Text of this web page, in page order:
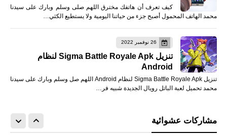
كيف تعرف أن هاتفك مخترق اللهم صلى وسلم وبارك على سيدنا
محمد الهاتف المحمول أصبح جزء من حياتنا اليومية ولا يستطيع الكثي…
26 نوفمبر 2022
تنزيل Sigma Battle Royale Apk لنظام
Android
تنزيل Sigma Battle Royale Apk لنظام Android اللهم صل وسلم وبارك على سيدنا
محمد تحميل لعبة الباتل رويال الجديدة شبيه فر…
مشاركات عشوائية